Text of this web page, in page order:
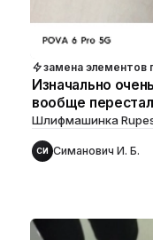
замена элементов
Изначально
вообще
Шлифмашинка Rupes
СИ Симанович И. Б.